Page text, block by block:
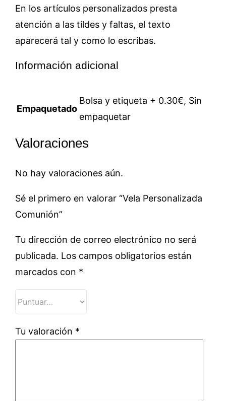
En los artículos personalizados presta
atención a las tildes y faltas, el texto
aparecerá tal y como lo escribas.
Información adicional
Empaquetado
Bolsa y etiqueta + 0.30€, Sin
empaquetar
Valoraciones
No hay valoraciones aún.
Sé el primero en valorar “Vela Personalizada
Comunión”
Tu dirección de correo electrónico no será
publicada. Los campos obligatorios están
marcados con *
Tu valoración *